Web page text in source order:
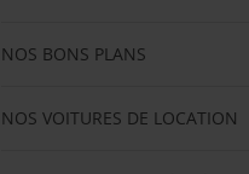
NOS BONS PLANS
NOS VOITURES DE LOCATION